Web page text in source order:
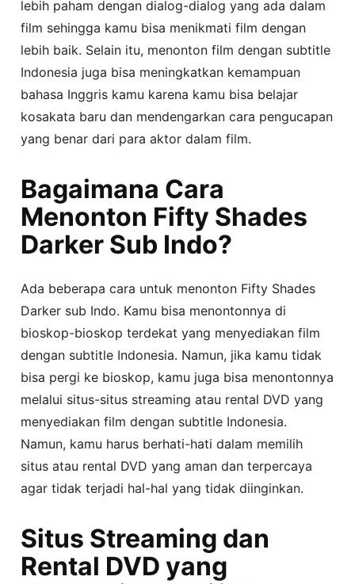
lebih paham dengan dialog-dialog yang ada dalam
film sehingga kamu bisa menikmati film dengan
lebih baik. Selain itu, menonton film dengan subtitle
Indonesia juga bisa meningkatkan kemampuan
bahasa Inggris kamu karena kamu bisa belajar
kosakata baru dan mendengarkan cara pengucapan
yang benar dari para aktor dalam film.
Bagaimana Cara
Menonton Fifty Shades
Darker Sub Indo?
Ada beberapa cara untuk menonton Fifty Shades
Darker sub Indo. Kamu bisa menontonnya di
bioskop-bioskop terdekat yang menyediakan film
dengan subtitle Indonesia. Namun, jika kamu tidak
bisa pergi ke bioskop, kamu juga bisa menontonnya
melalui situs-situs streaming atau rental DVD yang
menyediakan film dengan subtitle Indonesia.
Namun, kamu harus berhati-hati dalam memilih
situs atau rental DVD yang aman dan terpercaya
agar tidak terjadi hal-hal yang tidak diinginkan.
Situs Streaming dan
Rental DVD yang